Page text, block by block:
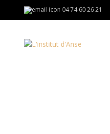
04 74 60 26 21